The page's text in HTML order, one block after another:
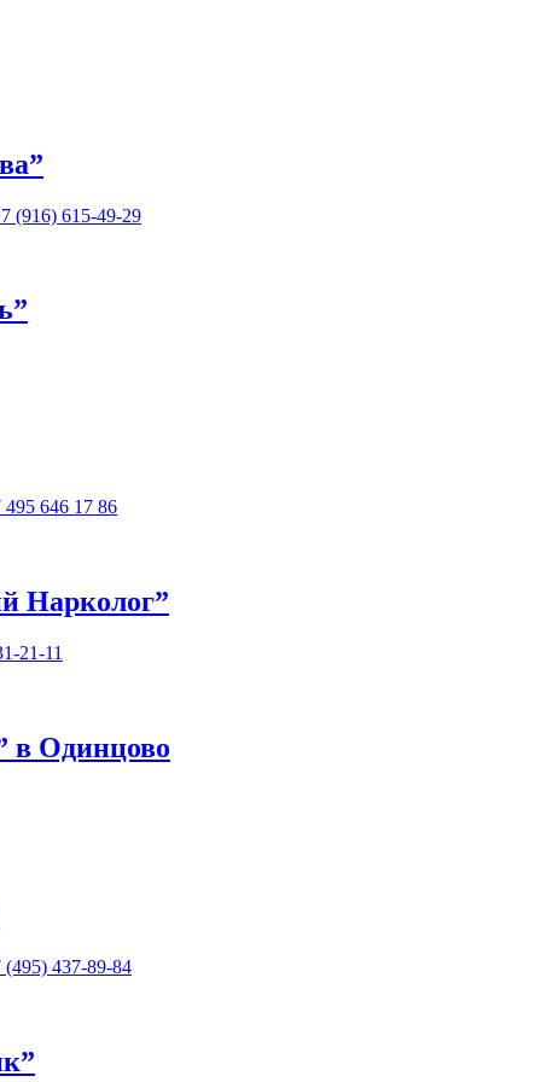
(916) 615-49-29
495 646 17 86
Нарколог”
21-11
в Одинцово
(495) 437-89-84